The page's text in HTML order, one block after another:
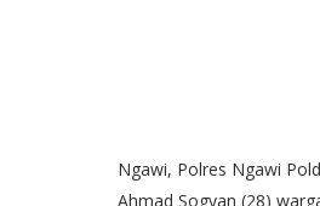
Ngawi, Polres Ngawi
Ahmad Sogyan (28)